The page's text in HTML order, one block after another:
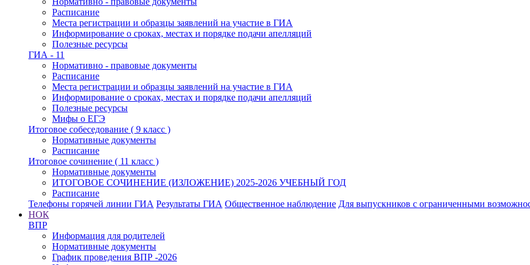
Расписание
Места регистрации и образцы заявлений на участие в ГИА
Информирование о сроках, местах и порядке подачи апелляций
Полезные ресурсы
ГИА - 11
Нормативно - правовые документы
Расписание
Места регистрации и образцы заявлений на участие в ГИА
Информирование о сроках, местах и порядке подачи апелляций
Полезные ресурсы
Мифы о ЕГЭ
Итоговое собеседование ( 9 класс )
Нормативные документы
Расписание
Итоговое сочинение ( 11 класс )
Нормативные документы
ИТОГОВОЕ СОЧИНЕНИЕ (ИЗЛОЖЕНИЕ) 2025-2026 УЧЕБНЫЙ ГОД
Расписание
Телефоны горячей линии ГИА Результаты ГИА Общественное наблюдение Для выпускников с ограниченными
НОК
ВПР
Информация для родителей
Нормативные документы
График проведения ВПР -2026